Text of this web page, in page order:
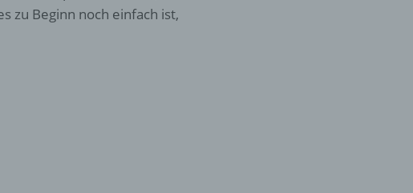
zu Beginn noch einfach ist,